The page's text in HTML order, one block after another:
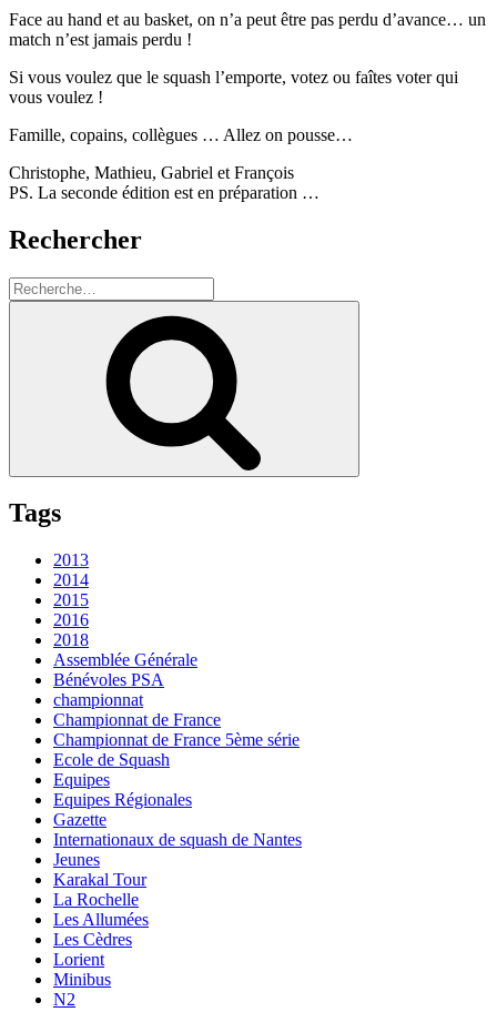
Face au hand et au basket, on n’a peut être pas perdu d’avance… un
match n’est jamais perdu !
Si vous voulez que le squash l’emporte, votez ou faîtes voter qui
vous voulez !
Famille, copains, collègues … Allez on pousse…
Christophe, Mathieu, Gabriel et François
PS. La seconde édition est en préparation …
Rechercher
Recherche
pour
Tags
2013
2014
2015
2016
2018
Assemblée Générale
Bénévoles PSA
championnat
Championnat de France
Championnat de France 5ème série
Ecole de Squash
Equipes
Equipes Régionales
Gazette
Internationaux de squash de Nantes
Jeunes
Karakal Tour
La Rochelle
Les Allumées
Les Cèdres
Lorient
Minibus
N2